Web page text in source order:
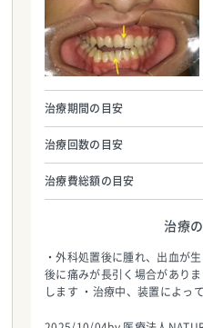
医療法人NATURALEE_さわだデンタルクリ
ニック
TEL:0729998888
治療期間の目安
治療回数の目安
治療費総額の目安
治療
・外科処置後に腫れ、出血が
後に痛みが長引く場合があり
します ・治療中、装置によっ